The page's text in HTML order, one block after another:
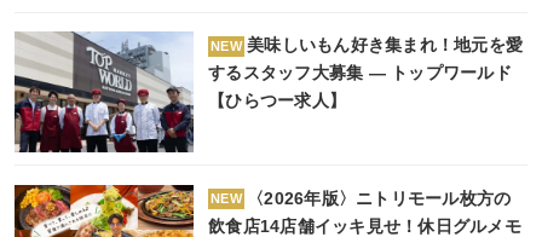
NEW 美味しいもん好き集まれ！地元を愛
するスタッフ大募集 ― トップワールド
【ひらつー求人】
NEW
〈2026年版〉ニトリモール枚方の
飲食店14店舗イッキ見せ！休日グルメモ